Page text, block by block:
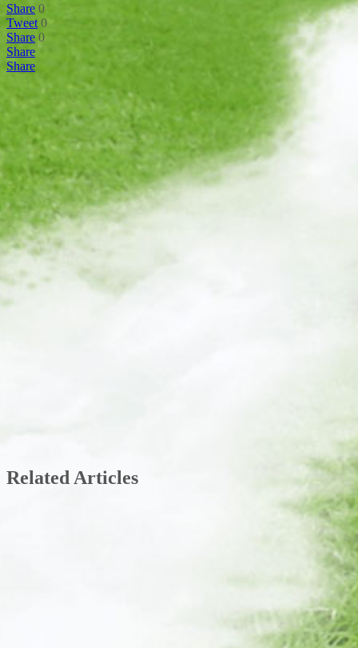
Share 0
Tweet 0
Share 0
Share
Share
Related Articles